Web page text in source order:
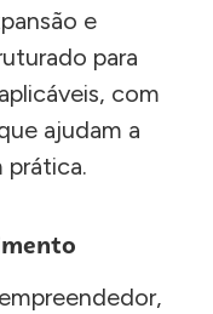
e
para
com
ajudam a